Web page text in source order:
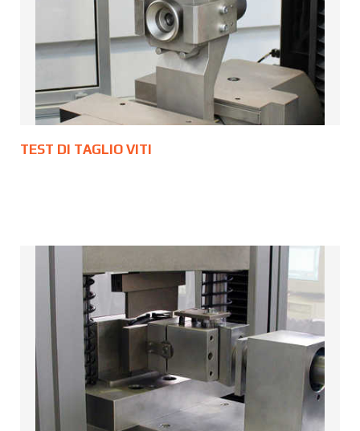
TEST DI TAGLIO VITI